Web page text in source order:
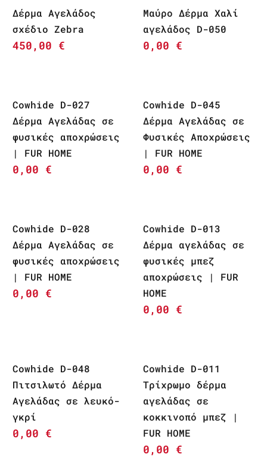
Δέρμα Αγελάδος
σχέδιο Zebra
450,00 €
Μαύρο Δέρμα Χαλί
αγελάδος D-050
0,00 €
Cowhide D-027
Δέρμα Αγελάδας σε
φυσικές αποχρώσεις
| FUR HOME
0,00 €
Cowhide D-045
Δέρμα Αγελάδας σε
Φυσικές Αποχρώσεις
| FUR HOME
0,00 €
Cowhide D-028
Δέρμα Αγελάδας σε
φυσικές αποχρώσεις
| FUR HOME
0,00 €
Cowhide D-013
Δέρμα αγελάδας σε
φυσικές μπεζ
αποχρώσεις | FUR
HOME
0,00 €
Cowhide D-048
Πιτσιλωτό Δέρμα
Αγελάδας σε λευκό-
γκρί
0,00 €
Cowhide D-011
Τρίχρωμο δέρμα
αγελάδας σε
κοκκινοπό μπεζ |
FUR HOME
0,00 €